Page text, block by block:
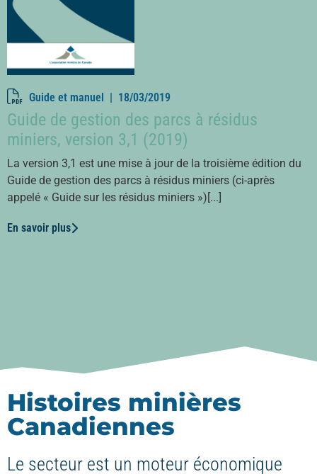
Guide et manuel | 18/03/2019
Guide de gestion des parcs à résidus
miniers, version 3,1 (2019)
La version 3,1 est une mise à jour de la troisième édition du
Guide de gestion des parcs à résidus miniers (ci-après
appelé « Guide sur les résidus miniers »)[...]
En savoir plus
Histoires minières
Canadiennes
Le secteur est un moteur économique